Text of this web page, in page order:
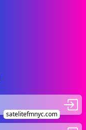
satelitefmnyc.com